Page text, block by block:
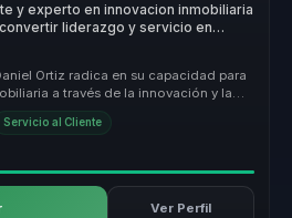
y experto en innovacion inmobiliaria
liderazgo y servicio en
Ortiz radica en su capacidad para
a través de la innovación y la
Servicio al Cliente
Ver Perfil